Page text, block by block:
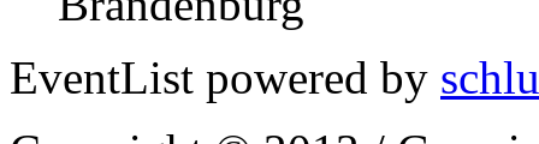
EventList powered by